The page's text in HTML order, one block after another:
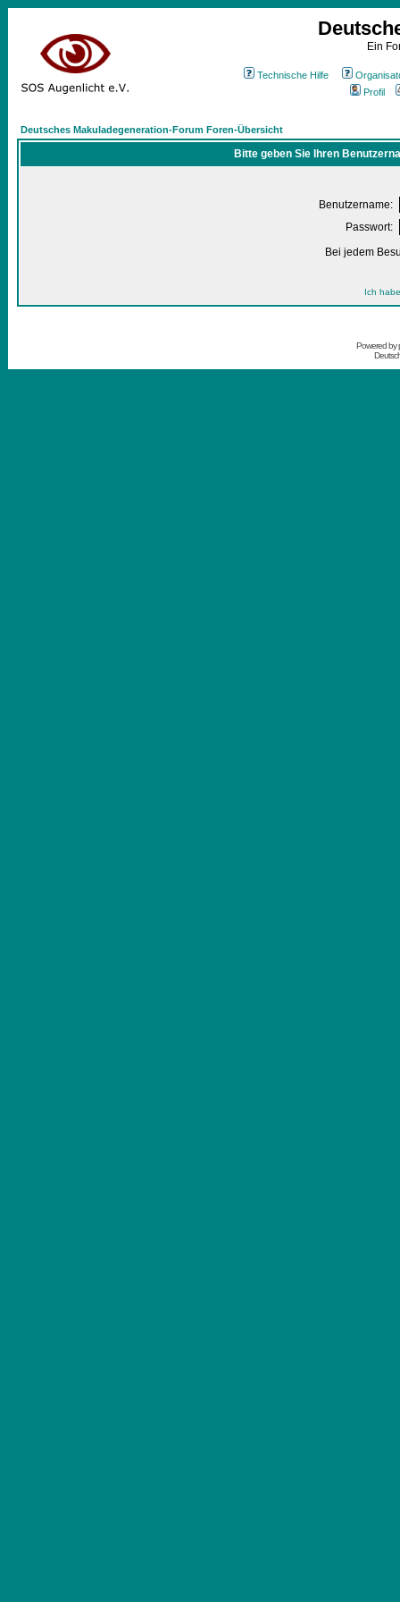
Ein
Technische Hilfe
Profil
Deutsches Makuladegeneration-Forum Foren-Übersicht
Bitte geben Sie Ihren
Benutzername:
Passwort:
Bei jedem
Ich
Powered by